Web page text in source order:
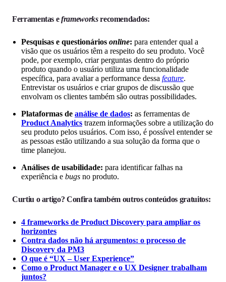
Ferramentas eframeworksrecomendados:
Pesquisas e questionários online: para entender qual a
visão que os usuários têm a respeito do seu produto. Você
pode, por exemplo, criar perguntas dentro do próprio
produto quando o usuário utiliza uma funcionalidade
específica, para avaliar a performance dessa feature.
Entrevistar os usuários e criar grupos de discussão que
envolvam os clientes também são outras possibilidades.
Plataformas de análise de dados: as ferramentas de
Product Analytics trazem informações sobre a utilização do
seu produto pelos usuários. Com isso, é possível entender se
as pessoas estão utilizando a sua solução da forma que o
time planejou.
Análises de usabilidade: para identificar falhas na
experiência e bugs no produto.
Curtiu o artigo? Confira também outros conteúdos gratuitos:
4 frameworks de Product Discovery para ampliar os
horizontes
Contra dados não há argumentos: o processo de
Discovery da PM3
O que é “UX – User Experience”
Como o Product Manager e o UX Designer trabalham
juntos?